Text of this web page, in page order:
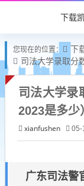
下载
您现在的位置： 下
司法大学录取分
司法大学录
2023是多少
xianfushen 05-
广东司法警